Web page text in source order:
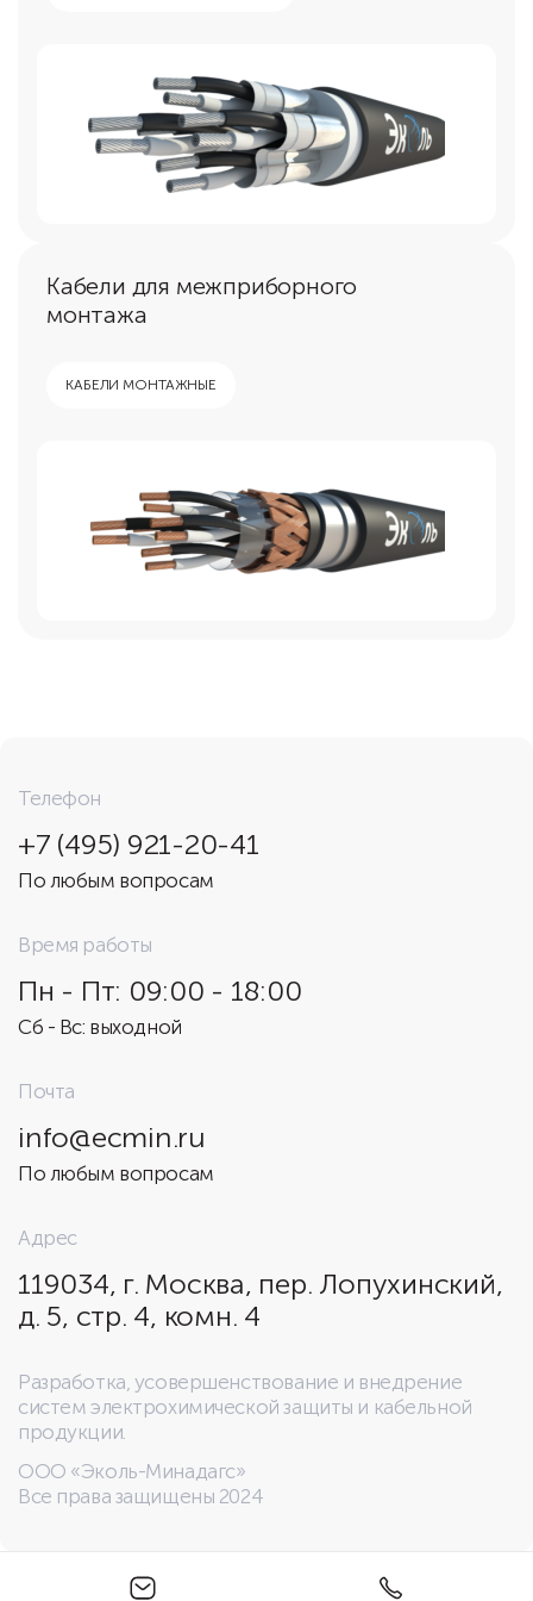
Кабели для межприборного
монтажа
КАБЕЛИ МОНТАЖНЫЕ
Телефон
+7 (495) 921-20-41
По любым вопросам
Время работы
Пн - Пт: 09:00 - 18:00
Сб - Вс: выходной
Почта
info@ecmin.ru
По любым вопросам
Адрес
119034, г. Москва, пер. Лопухинский,
д. 5, стр. 4, комн. 4
Разработка, усовершенствование и внедрение
систем электрохимической защиты и кабельной
продукции.
ООО «Эколь-Минадагс»
Все права защищены 2024